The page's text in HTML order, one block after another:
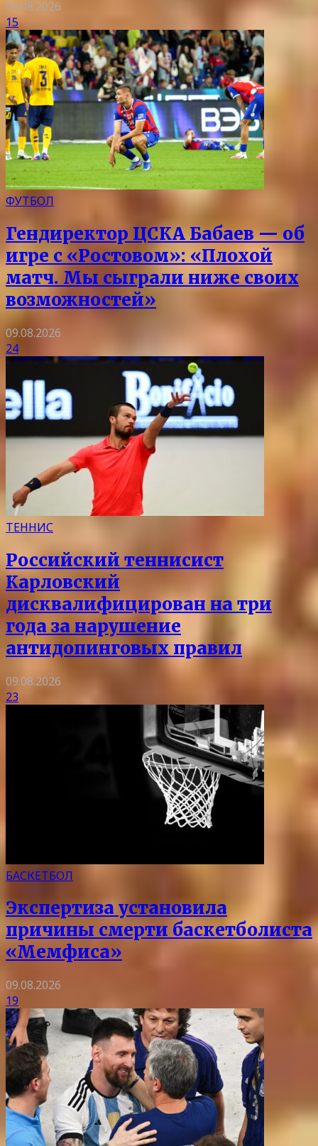
09.08.2026
15
ФУТБОЛ
Гендиректор ЦСКА Бабаев — об
игре с «Ростовом»: «Плохой
матч. Мы сыграли ниже своих
возможностей»
09.08.2026
24
ТЕННИС
Российский теннисист
Карловский
дисквалифицирован на три
года за нарушение
антидопинговых правил
09.08.2026
23
БАСКЕТБОЛ
Экспертиза установила
причины смерти баскетболиста
«Мемфиса»
09.08.2026
19